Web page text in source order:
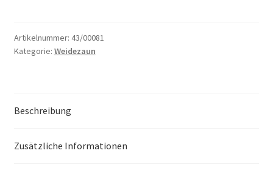
Artikelnummer: 43/00081
Kategorie: Weidezaun
Beschreibung
Zusätzliche Informationen